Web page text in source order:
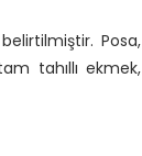
Posa,
tahıllı ekmek,